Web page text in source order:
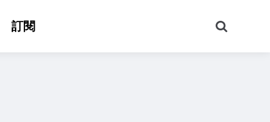
訂閱
尋